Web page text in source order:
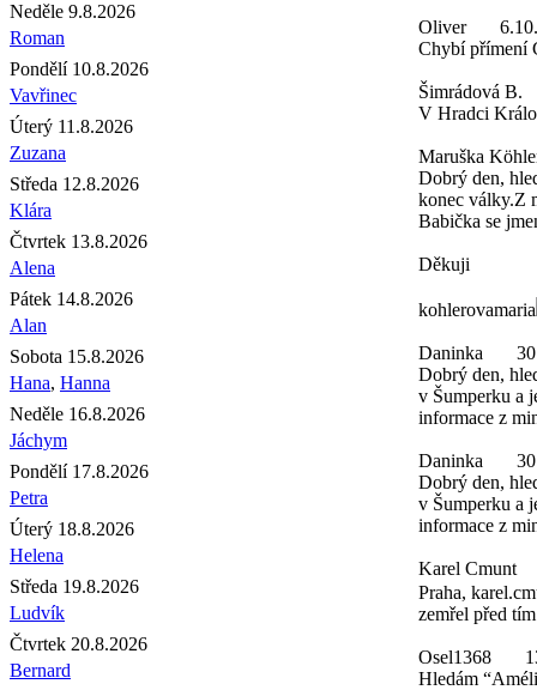
Neděle 9.8.2026
Roman
Pondělí 10.8.2026
Vavřinec
Úterý 11.8.2026
Zuzana
Středa 12.8.2026
Klára
Čtvrtek 13.8.2026
Alena
Pátek 14.8.2026
Alan
Sobota 15.8.2026
Hana, Hanna
Neděle 16.8.2026
Jáchym
Pondělí 17.8.2026
Petra
Úterý 18.8.2026
Helena
Středa 19.8.2026
Ludvík
Čtvrtek 20.8.2026
Bernard
Oliver
Chybí přímení
Šimrádová B.
V Hradci
Maruška
Dobrý den,
konec války.Z
Babička se
Děkuji
kohlerovamaria
Daninka
Dobrý den,
v Šumperku a
informace z
Daninka
Dobrý den,
v Šumperku a
informace z
Karel Cmunt
Praha,
zemřel před
Osel1368
Hledám